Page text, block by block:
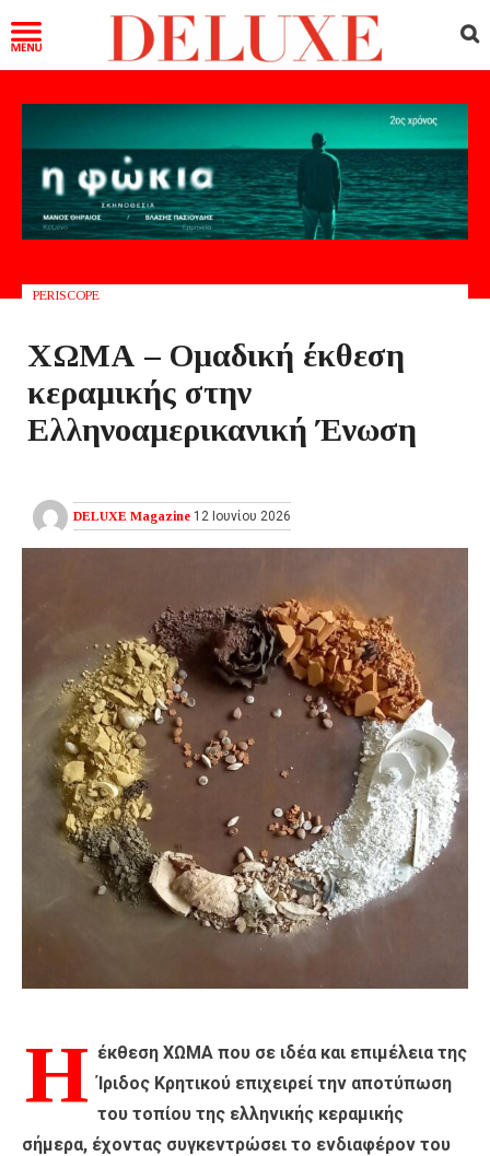
PERISCOPE
ΧΩΜΑ – Ομαδική έκθεση
κεραμικής στην
Ελληνοαμερικανική Ένωση
DELUXE Magazine 12 Ιουνίου 2026
Η έκθεση ΧΩΜΑ που σε ιδέα και επιμέλεια της
Ίριδος Κρητικού επιχειρεί την αποτύπωση
του τοπίου της ελληνικής κεραμικής
σήμερα, έχοντας συγκεντρώσει το ενδιαφέρον του